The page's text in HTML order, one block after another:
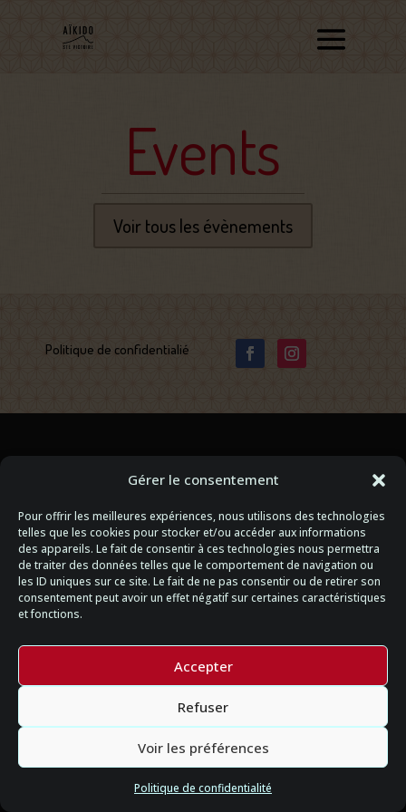
Gérer le consentement
Pour offrir les meilleures expériences, nous utilisons des technologies
telles que les cookies pour stocker et/ou accéder aux informations
des appareils. Le fait de consentir à ces technologies nous permettra
de traiter des données telles que le comportement de navigation ou
les ID uniques sur ce site. Le fait de ne pas consentir ou de retirer son
consentement peut avoir un effet négatif sur certaines caractéristiques
et fonctions.
Accepter
Refuser
Voir les préférences
Politique de confidentialité
Events
Voir tous les évènements
Politique de confidentialié